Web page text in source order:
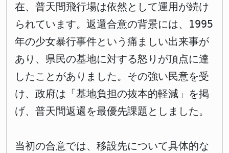
在、普天間飛行場は依然として運用が続け
られています。返還合意の背景には、1995
年の少女暴行事件という痛ましい出来事が
あり、県民の基地に対する怒りが頂点に達
したことがありました。その強い民意を受
け、政府は「基地負担の抜本的軽減」を掲
げ、普天間返還を最優先課題としました。
当初の合意では、移設先について具体的な